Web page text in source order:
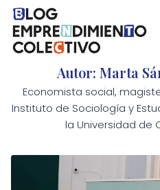
Saltar
contenido
Autor: Marta
Economista social,
Instituto de Sociología y
la Universidad de